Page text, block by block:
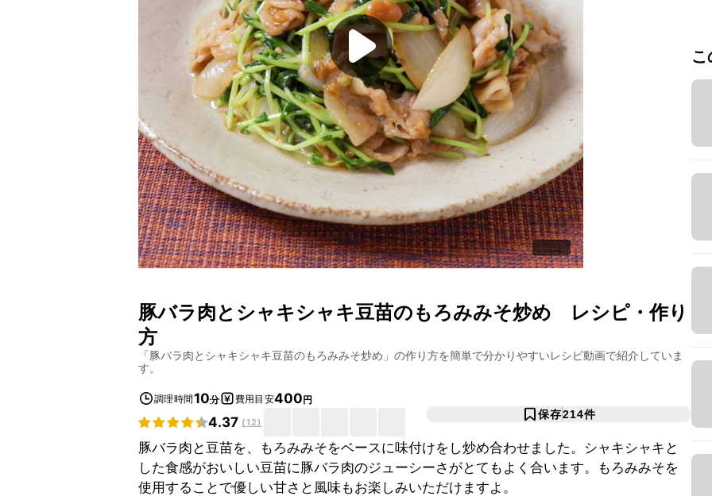
豚バラ肉とシャキシャキ豆苗のもろみみそ炒め レシピ・作り
方
「豚バラ肉とシャキシャキ豆苗のもろみみそ炒め 」の作り方を簡単で分かりやすいレシピ動画で紹介していま
す。
調理時間10分 費用目安400円
4.37 (12)
保存214件
豚バラ肉と豆苗を、もろみみそをベースに味付けをし炒め合わせました。シャキシャキと
した食感がおいしい豆苗に豚バラ肉のジューシーさがとてもよく合います。もろみみそを
使用することで優しい甘さと風味もお楽しみいただけますよ。